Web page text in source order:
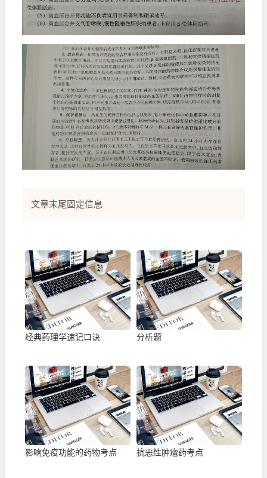
文章末尾固定信息
经典药理学速记口诀 分析题
影响免疫功能的药物考点 抗恶性肿瘤药考点